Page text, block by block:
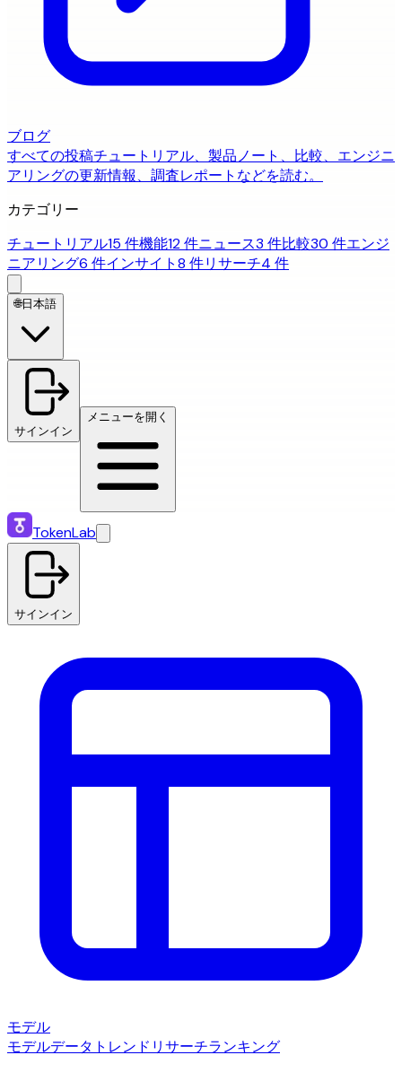
ブログ
すべての投稿チュートリアル、製品ノート、比較、エンジニ
アリングの更新情報、調査レポートなどを読む。
カテゴリー
チュートリアル15 件機能12 件ニュース3 件比較30 件エンジ
ニアリング6 件インサイト8 件リサーチ4 件
🌐日本語
サインイン
メニューを開く
TokenLab
サインイン
モデル
モデルデータ トレンド リサーチランキング